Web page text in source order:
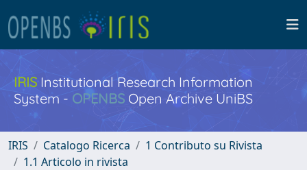
IRISInstitutional Research Information
System - OPENBS Open Archive UniBS
IRIS Catalogo Ricerca
1 Contributo su Rivista
1.1 Articolo in rivista